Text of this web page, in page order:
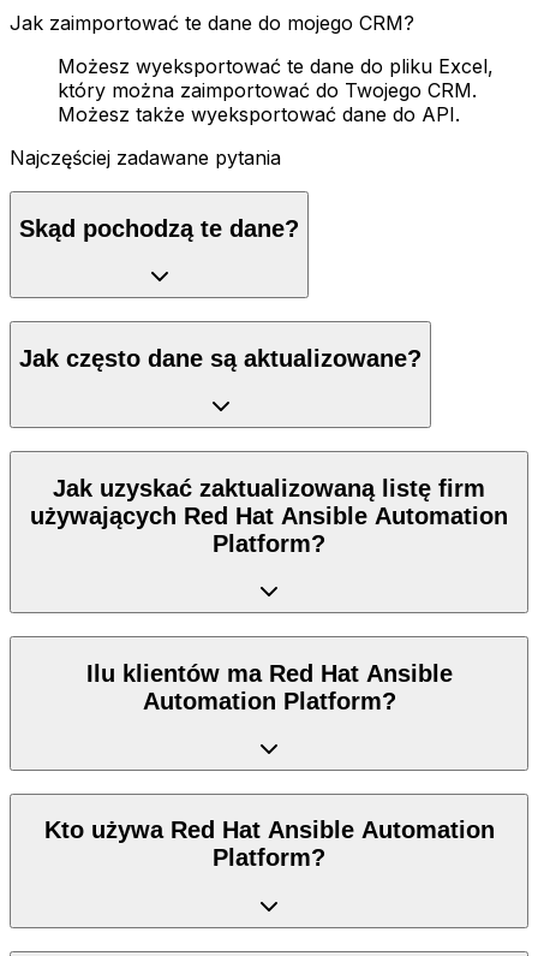
Jak zaimportować te dane do mojego CRM?
Możesz wyeksportować te dane do pliku Excel,
który można zaimportować do Twojego CRM.
Możesz także wyeksportować dane do API.
Najczęściej zadawane pytania
Skąd pochodzą te dane?
Jak często dane są aktualizowane?
Jak uzyskać zaktualizowaną listę firm
używających Red Hat Ansible Automation
Platform?
Ilu klientów ma Red Hat Ansible
Automation Platform?
Kto używa Red Hat Ansible Automation
Platform?